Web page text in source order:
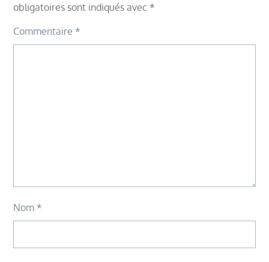
obligatoires sont indiqués avec *
Commentaire *
Nom *